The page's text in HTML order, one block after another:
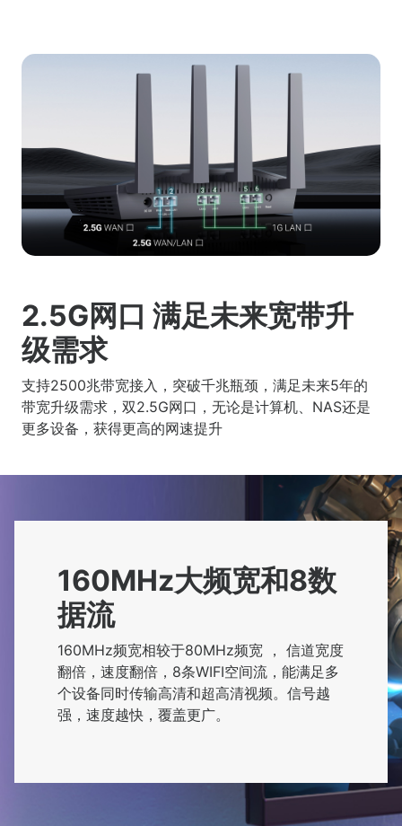
2.5G网口 满足未来宽带升
级需求
支持2500兆带宽接入，突破千兆瓶颈，满足未来5年的
带宽升级需求，双2.5G网口，无论是计算机、NAS还是
更多设备，获得更高的网速提升
160MHz大频宽和8数
据流
160MHz频宽相较于80MHz频宽 ， 信道宽度
翻倍，速度翻倍，8条WIFI空间流，能满足多
个设备同时传输高清和超高清视频。信号越
强，速度越快，覆盖更广。